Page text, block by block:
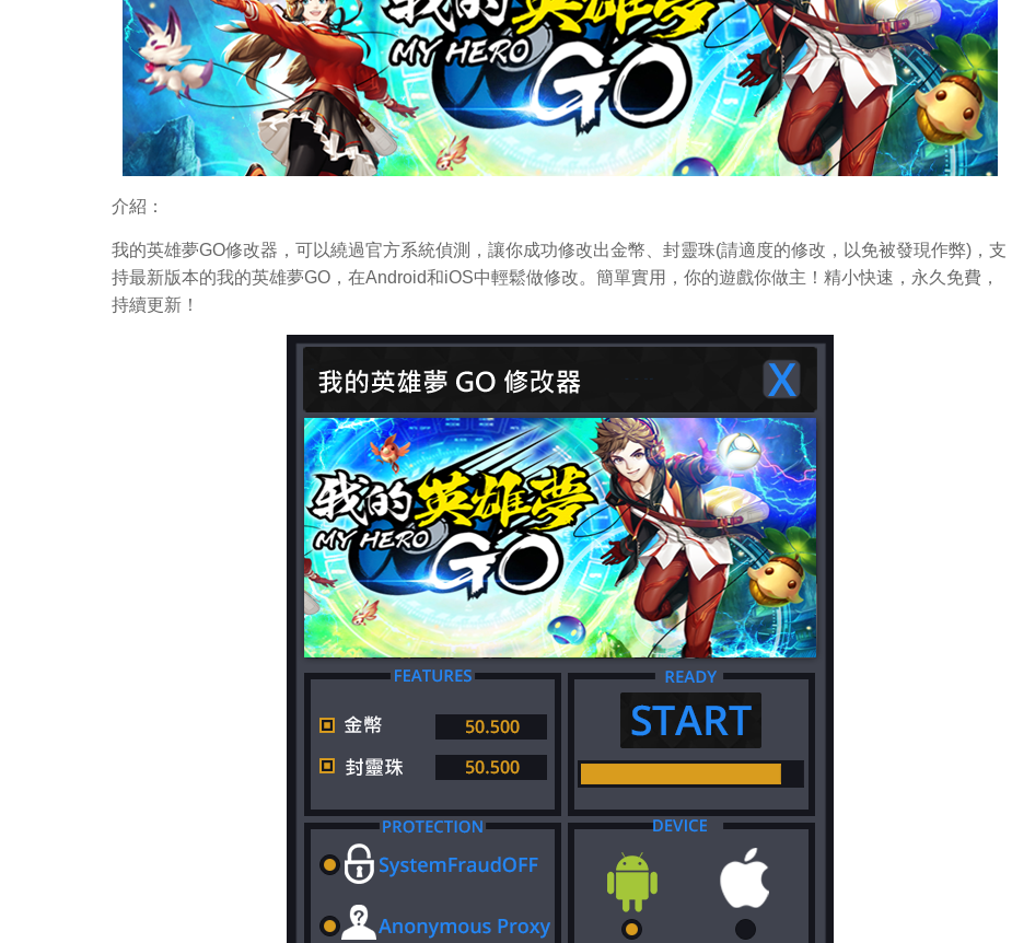
介紹：
我的英雄夢GO修改器，可以繞過官方系統偵測，讓你成功修改出金幣、封靈珠(請適度的修改，以免被發現作弊)，支
持最新版本的我的英雄夢GO，在Android和iOS中輕鬆做修改。簡單實用，你的遊戲你做主！精小快速，永久免費，
持續更新！